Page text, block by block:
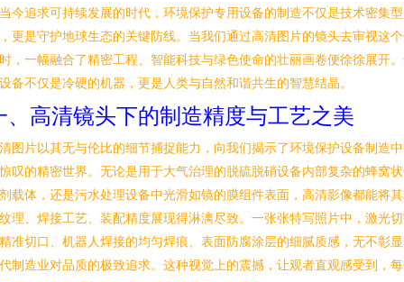
今追求可持续发展的时代，环境保护专用设备的制造不仅是技术密集
更是守护地球生态的关键防线。当我们通过高清图片的镜头去审视这
，一幅融合了精密工程、智能科技与绿色使命的壮丽画卷便徐徐展开
备不仅是冷硬的机器，更是人类与自然和谐共生的智慧结晶。
、高清镜头下的制造精度与工艺之美
图片以其无与伦比的细节捕捉能力，向我们揭示了环境保护设备制造
叹的精密世界。无论是用于大气治理的脱硫脱硝设备内部复杂的蜂窝
载体，还是污水处理设备中光滑如镜的膜组件表面，高清影像都能将
理、焊接工艺、装配精度展现得淋漓尽致。一张张特写照片中，激光
准切口、机器人焊接的均匀焊痕、表面防腐涂层的细腻质感，无不彰
制造业对品质的极致追求。这种视觉上的震撼，让观者直观感受到，